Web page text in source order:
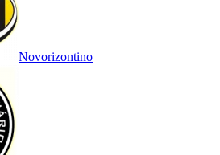
Novorizontino